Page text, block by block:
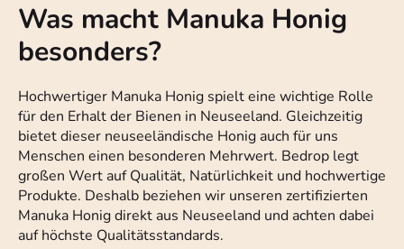
Was macht Manuka Honig
besonders?
Hochwertiger Manuka Honig spielt eine wichtige Rolle
für den Erhalt der Bienen in Neuseeland. Gleichzeitig
bietet dieser neuseeländische Honig auch für uns
Menschen einen besonderen Mehrwert. Bedrop legt
großen Wert auf Qualität, Natürlichkeit und hochwertige
Produkte. Deshalb beziehen wir unseren zertifizierten
Manuka Honig direkt aus Neuseeland und achten dabei
auf höchste Qualitätsstandards.